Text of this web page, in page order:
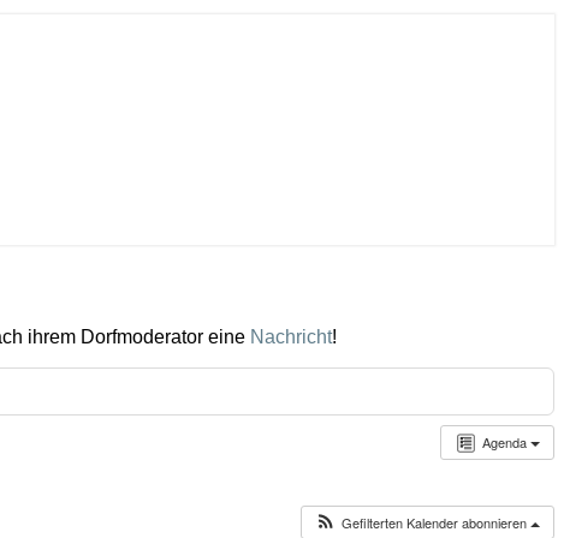
ihrem Dorfmoderator eine Nachricht!
Agenda
Gefilterten Kalender abonnieren